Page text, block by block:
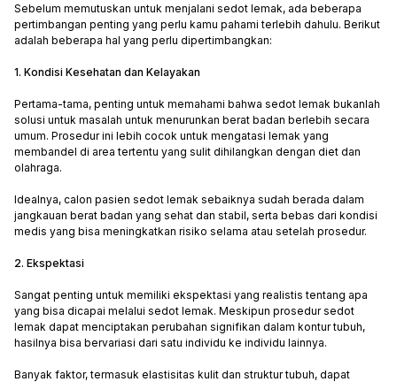
Sebelum memutuskan untuk menjalani sedot lemak, ada beberapa
pertimbangan penting yang perlu kamu pahami terlebih dahulu. Berikut
adalah beberapa hal yang perlu dipertimbangkan:
1. Kondisi Kesehatan dan Kelayakan
Pertama-tama, penting untuk memahami bahwa sedot lemak bukanlah
solusi untuk masalah untuk menurunkan berat badan berlebih secara
umum. Prosedur ini lebih cocok untuk mengatasi lemak yang
membandel di area tertentu yang sulit dihilangkan dengan diet dan
olahraga.
Idealnya, calon pasien sedot lemak sebaiknya sudah berada dalam
jangkauan berat badan yang sehat dan stabil, serta bebas dari kondisi
medis yang bisa meningkatkan risiko selama atau setelah prosedur.
2. Ekspektasi
Sangat penting untuk memiliki ekspektasi yang realistis tentang apa
yang bisa dicapai melalui sedot lemak. Meskipun prosedur sedot
lemak dapat menciptakan perubahan signifikan dalam kontur tubuh,
hasilnya bisa bervariasi dari satu individu ke individu lainnya.
Banyak faktor, termasuk elastisitas kulit dan struktur tubuh, dapat